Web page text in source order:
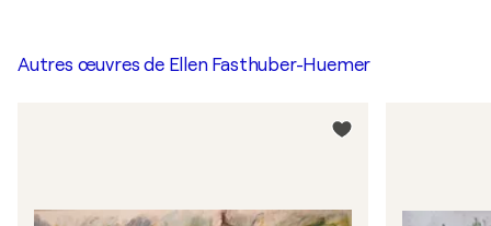
Autres œuvres de Ellen Fasthuber-Huemer